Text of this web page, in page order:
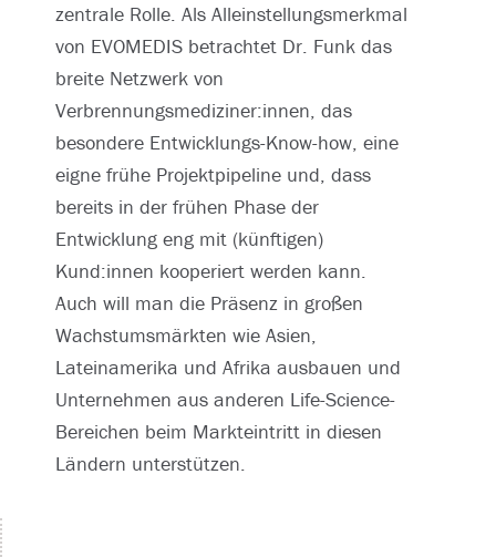
zentrale Rolle. Als Alleinstellungsmerkmal
von EVOMEDIS betrachtet Dr. Funk das
breite Netzwerk von
Verbrennungsmediziner:innen, das
besondere Entwicklungs-Know-how, eine
eigne frühe Projektpipeline und, dass
bereits in der frühen Phase der
Entwicklung eng mit (künftigen)
Kund:innen kooperiert werden kann.
Auch will man die Präsenz in großen
Wachstumsmärkten wie Asien,
Lateinamerika und Afrika ausbauen und
Unternehmen aus anderen Life-Science-
Bereichen beim Markteintritt in diesen
Ländern unterstützen.